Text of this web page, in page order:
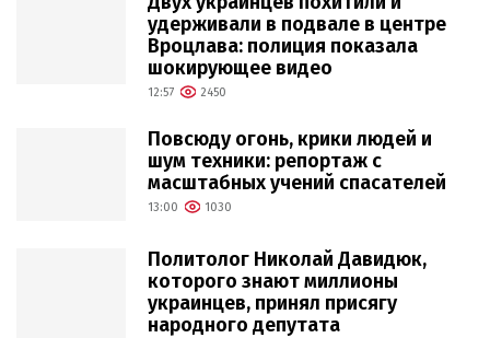
удерживали в подвале в центре
Вроцлава: полиция показала
шокирующее видео
12:57 2450
Повсюду огонь, крики людей и
шум техники: репортаж с
масштабных учений спасателей
13:00 1030
Политолог Николай Давидюк,
которого знают миллионы
украинцев, принял присягу
народного депутата